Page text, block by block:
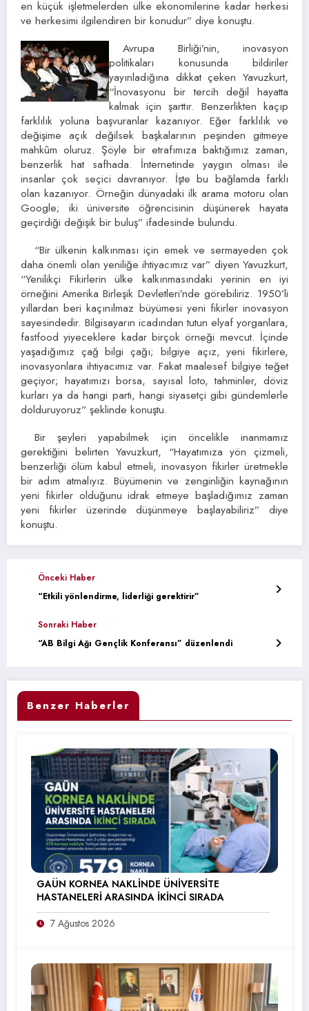
en küçük işletmelerden ülke ekonomilerine kadar herkesi
ve herkesimi ilgilendiren bir konudur” diye konuştu.
Avrupa Birliği’nin, inovasyon
politikaları konusunda bildiriler
yayınladığına dikkat çeken Yavuzkurt,
“İnovasyonu bir tercih değil hayatta
kalmak için şarttır. Benzerlikten kaçıp
farklılık yoluna başvuranlar kazanıyor. Eğer farklılık ve
değişime açık değilsek başkalarının peşinden gitmeye
mahkûm oluruz. Şöyle bir etrafımıza baktığımız zaman,
benzerlik hat safhada. İnternetinde yaygın olması ile
insanlar çok seçici davranıyor. İşte bu bağlamda farklı
olan kazanıyor. Örneğin dünyadaki ilk arama motoru olan
Google; iki üniversite öğrencisinin düşünerek hayata
geçirdiği değişik bir buluş” ifadesinde bulundu.
“Bir ülkenin kalkınması için emek ve sermayeden çok
daha önemli olan yeniliğe ihtiyacımız var” diyen Yavuzkurt,
“Yenilikçi Fikirlerin ülke kalkınmasındaki yerinin en iyi
örneğini Amerika Birleşik Devletleri’nde görebiliriz. 1950’li
yıllardan beri kaçınılmaz büyümesi yeni fikirler inovasyon
sayesindedir. Bilgisayarın icadından tutun elyaf yorganlara,
fastfood yiyeceklere kadar birçok örneği mevcut. İçinde
yaşadığımız çağ bilgi çağı; bilgiye açız, yeni fikirlere,
inovasyonlara ihtiyacımız var. Fakat maalesef bilgiye teğet
geçiyor; hayatımızı borsa, sayısal loto, tahminler, döviz
kurları ya da hangi parti, hangi siyasetçi gibi gündemlerle
dolduruyoruz” şeklinde konuştu.
Bir şeyleri yapabilmek için öncelikle inanmamız
gerektiğini belirten Yavuzkurt, “Hayatımıza yön çizmeli,
benzerliği ölüm kabul etmeli, inovasyon fikirler üretmekle
bir adım atmalıyız. Büyümenin ve zenginliğin kaynağının
yeni fikirler olduğunu idrak etmeye başladığımız zaman
yeni fikirler üzerinde düşünmeye başlayabiliriz” diye
konuştu.
Önceki Haber
“Etkili yönlendirme, liderliği gerektirir”
Sonraki Haber
“AB Bilgi Ağı Gençlik Konferansı” düzenlendi
Benzer Haberler
GAÜN KORNEA NAKLİNDE ÜNİVERSİTE
HASTANELERİ ARASINDA İKİNCİ SIRADA
7 Ağustos 2026